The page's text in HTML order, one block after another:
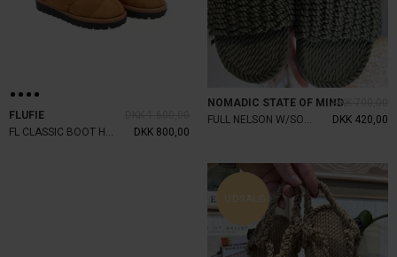
FLUFIE
DKK 800,00
NOMADIC STATE OF MINDDKK 700,00
DKK 420,00
UDSALG